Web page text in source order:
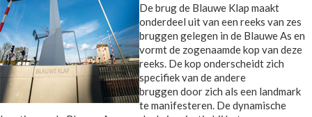
De brug de Blauwe Klap maakt
onderdeel uit van een reeks van zes
bruggen gelegen in de Blauwe As en
vormt de zogenaamde kop van deze
reeks. De kop onderscheidt zich
specifiek van de andere
bruggen door zich als een landmark
te manifesteren. De dynamische